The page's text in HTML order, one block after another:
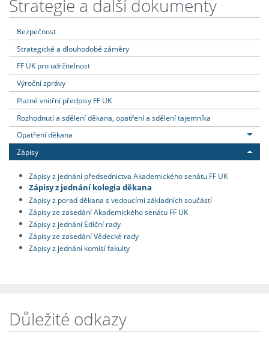
Strategie a další dokumenty
Bezpečnost
Strategické a dlouhodobé záměry
FF UK pro udržitelnost
Výroční zprávy
Platné vnitřní předpisy FF UK
Rozhodnutí a sdělení děkana, opatření a sdělení tajemníka
Opatření děkana
Zápisy
Zápisy z jednání předsednictva Akademického senátu FF UK
Zápisy z jednání kolegia děkana
Zápisy z porad děkana s vedoucími základních součástí
Zápisy ze zasedání Akademického senátu FF UK
Zápisy z jednání Ediční rady
Zápisy ze zasedání Vědecké rady
Zápisy z jednání komisí fakulty
Důležité odkazy